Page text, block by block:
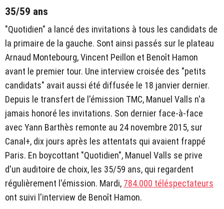
35/59 ans
"Quotidien" a lancé des invitations à tous les candidats de
la primaire de la gauche. Sont ainsi passés sur le plateau
Arnaud Montebourg, Vincent Peillon et Benoît Hamon
avant le premier tour. Une interview croisée des "petits
candidats" avait aussi été diffusée le 18 janvier dernier.
Depuis le transfert de l'émission TMC, Manuel Valls n'a
jamais honoré les invitations. Son dernier face-à-face
avec Yann Barthès remonte au 24 novembre 2015, sur
Canal+, dix jours après les attentats qui avaient frappé
Paris. En boycottant "Quotidien", Manuel Valls se prive
d'un auditoire de choix, les 35/59 ans, qui regardent
régulièrement l'émission. Mardi, 784.000 téléspectateurs
ont suivi l'interview de Benoît Hamon.